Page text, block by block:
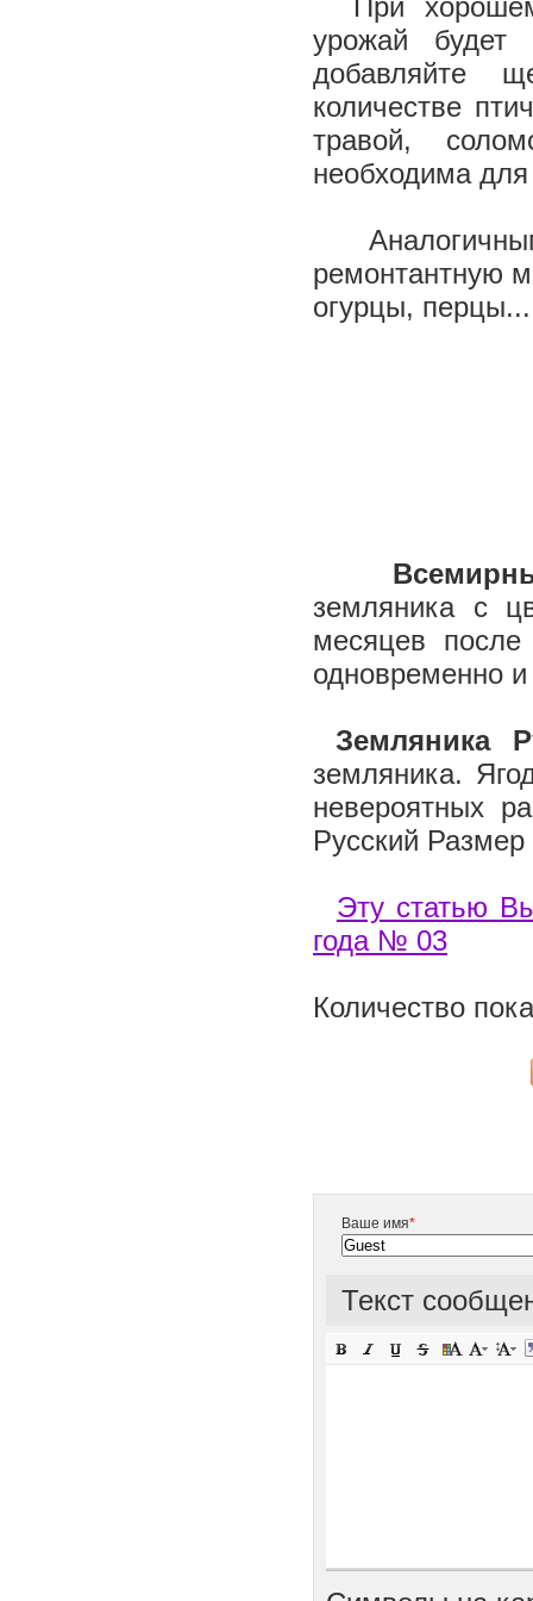
При хорошем
урожай будет
добавляйте
количестве
травой,
необходима
ремонтантную
огурцы,
земляника с
месяцев после
одновременно
Земляника
земляника.
невероятных
Русский
Эту статью
года № 03
Количество
Ваше имя*
Текст